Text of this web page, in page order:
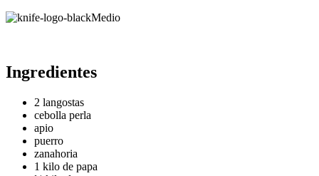
Medio
Ingredientes
2 langostas
cebolla perla
apio
puerro
zanahoria
1 kilo de papa